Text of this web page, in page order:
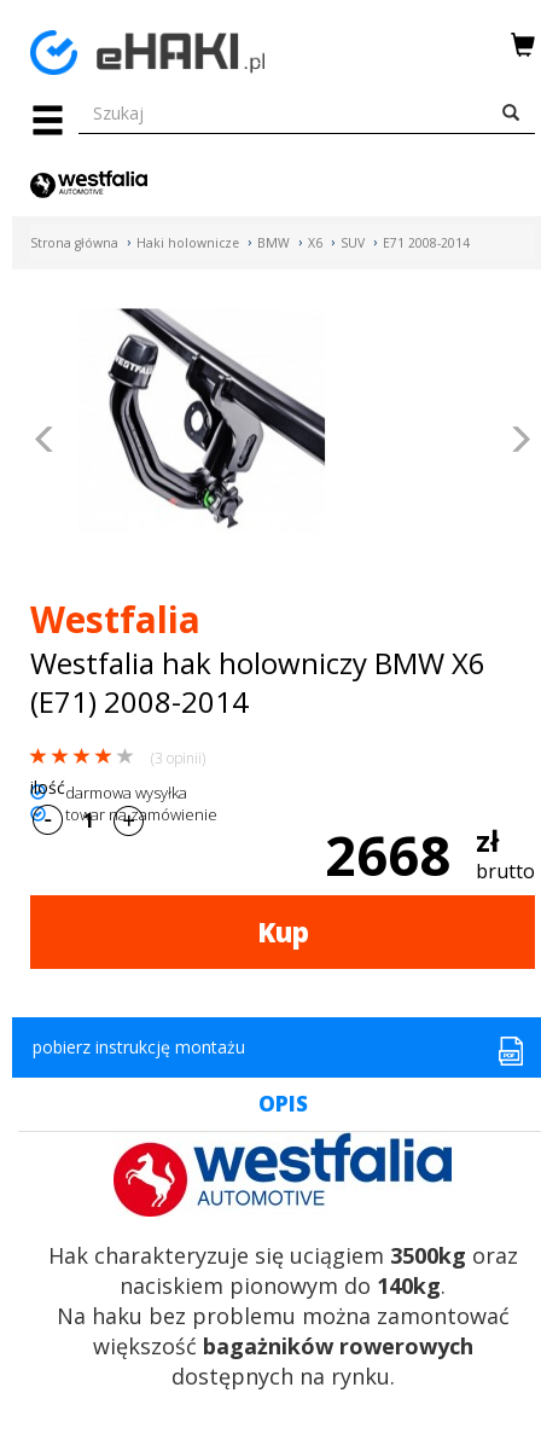
Menu
HAKI
SPORTOWE
Turystyka
Przyczepy
samochodowe
Strona główna Haki holownicze BMW X6 SUV E71 2008-2014
Poprzednie
Westfalia
Westfalia hak holowniczy BMW X6
(E71) 2008-2014
(3 opinii)
darmowa wysyłka
towar na zamówienie
2668 zł
brutto
ilość
Kup
pobierz instrukcję montażu
OPIS
Hak charakteryzuje się uciągiem 3500kg oraz
naciskiem pionowym do 140kg.
Na haku bez problemu można zamontować
większość bagażników rowerowych
dostępnych na rynku.